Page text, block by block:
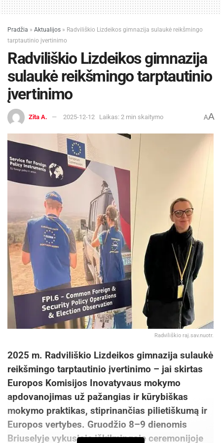
Pradžia » Aktualijos » Radviliškio Lizdeikos gimnazija sulaukė reikšmingo
tarptautinio įvertinimo
Radviliškio Lizdeikos gimnazija
sulaukė reikšmingo tarptautinio
įvertinimo
Zita A. 2025-12-12 Laikas: 2 min skaitymo AA
Radviliškio raj.sav.nuotr.
2025 m. Radviliškio Lizdeikos gimnazija sulaukė
reikšmingo tarptautinio įvertinimo – jai skirtas
Europos Komisijos Inovatyvaus mokymo
apdovanojimas už pažangias ir kūrybiškas
mokymo praktikas, stiprinančias pilietiškumą ir
Europos vertybes. Gruodžio 8–9 dienomis
Briuselyje vykusioje iškilmingoje ceremonijoje